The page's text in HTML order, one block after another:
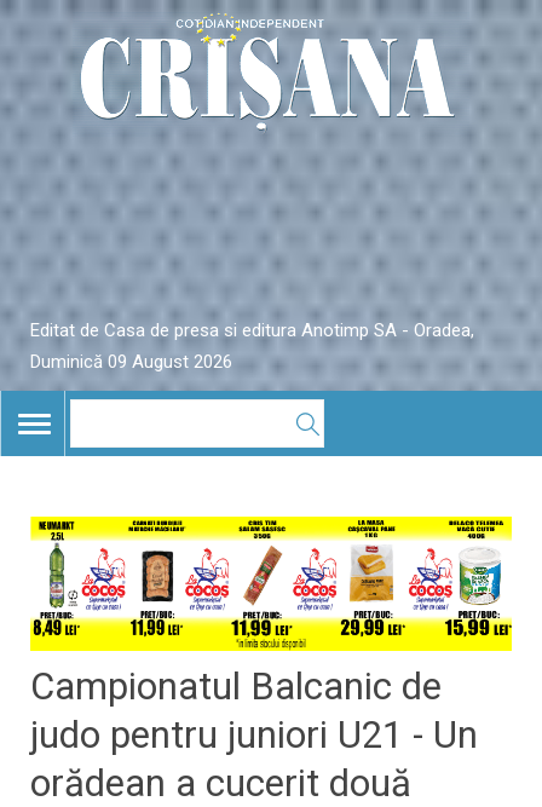
Editat de Casa de presa si editura Anotimp SA - Oradea,
Duminică 09 August 2026
TOGGLE
NAVIGATION
Campionatul Balcanic de
judo pentru juniori U21 - Un
orădean a cucerit două